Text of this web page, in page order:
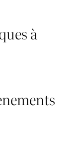
à